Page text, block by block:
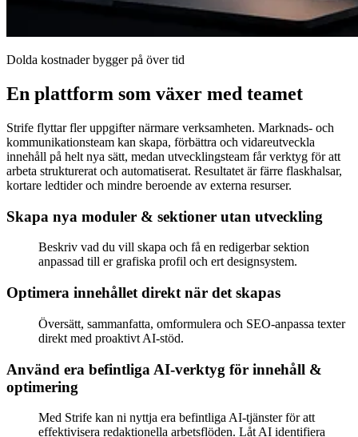
Dolda kostnader bygger på över tid
En plattform som växer med teamet
Strife flyttar fler uppgifter närmare verksamheten. Marknads- och
kommunikationsteam kan skapa, förbättra och vidareutveckla
innehåll på helt nya sätt, medan utvecklingsteam får verktyg för att
arbeta strukturerat och automatiserat. Resultatet är färre flaskhalsar,
kortare ledtider och mindre beroende av externa resurser.
Skapa nya moduler & sektioner utan utveckling
Beskriv vad du vill skapa och få en redigerbar sektion
anpassad till er grafiska profil och ert designsystem.
Optimera innehållet direkt när det skapas
Översätt, sammanfatta, omformulera och SEO-anpassa texter
direkt med proaktivt AI-stöd.
Använd era befintliga AI-verktyg för innehåll &
optimering
Med Strife kan ni nyttja era befintliga AI-tjänster för att
effektivisera redaktionella arbetsflöden. Låt AI identifiera